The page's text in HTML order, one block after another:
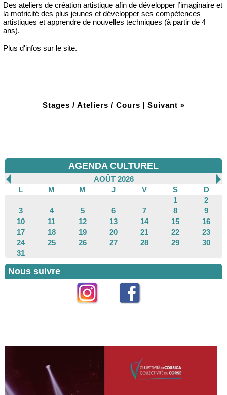
Des ateliers de création artistique afin de développer l’imaginaire et
la motricité des plus jeunes et développer ses compétences
artistiques et apprendre de nouvelles techniques (à partir de 4
ans).
Plus d'infos sur le site.
Stages / Ateliers / Cours | Suivant »
AGENDA CULTUREL
AOÛT 2026
L
M M J V S
D
1
2
3
4 5 6 7 8
9
10
11 12 13 14 15
16
17
18 19 20 21 22
23
24
25 26 27 28 29
30
31
Nous suivre